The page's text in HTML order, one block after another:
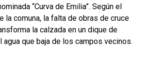
“Curva de Emilia”. Según el
la comuna, la falta de obras de cruce
la calzada en un dique de
agua que baja de los campos vecinos.